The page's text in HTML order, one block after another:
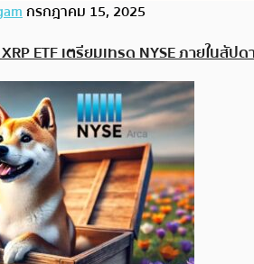
กรกฎาคม 15, 2025
ETF เตรียมเทรด NYSE ภายในสั